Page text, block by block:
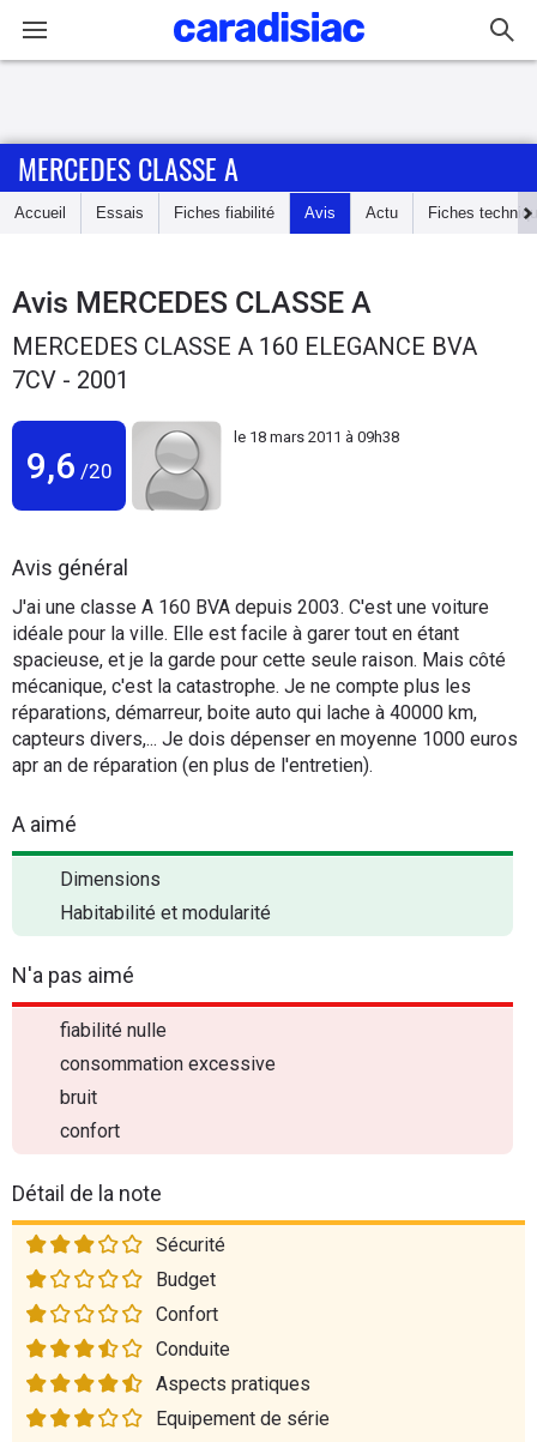
Accueil
Essais
Guide
d'achat
Utilitaires
Flottes
Services
Forum
Moto
MERCEDES CLASSE A
Accueil Essais Fiches fiabilité Avis Actu Fiches
Avis MERCEDES CLASSE A
MERCEDES CLASSE A 160 ELEGANCE BVA
7CV - 2001
9,6 /20
le 18 mars 2011 à 09h38
Avis général
J'ai une classe A 160 BVA depuis 2003. C'est une voiture
idéale pour la ville. Elle est facile à garer tout en étant
spacieuse, et je la garde pour cette seule raison. Mais côté
mécanique, c'est la catastrophe. Je ne compte plus les
réparations, démarreur, boite auto qui lache à 40000 km,
capteurs divers,... Je dois dépenser en moyenne 1000 euros
apr an de réparation (en plus de l'entretien).
A aimé
Dimensions
Habitabilité et modularité
N'a pas aimé
fiabilité nulle
consommation excessive
bruit
confort
Détail de la note
Sécurité
Budget
Confort
Conduite
Aspects pratiques
Equipement de série